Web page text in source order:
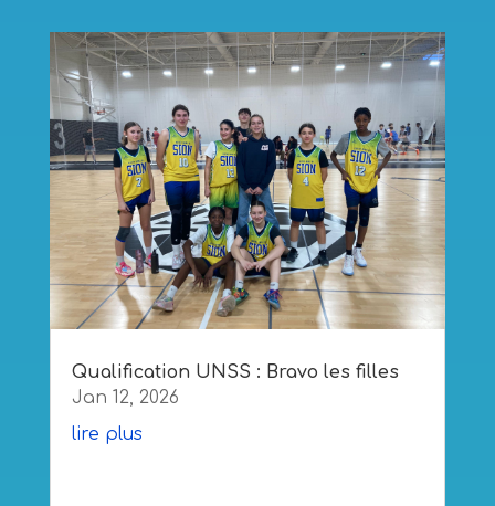
Qualification UNSS : Bravo les filles
Jan 12, 2026
lire plus